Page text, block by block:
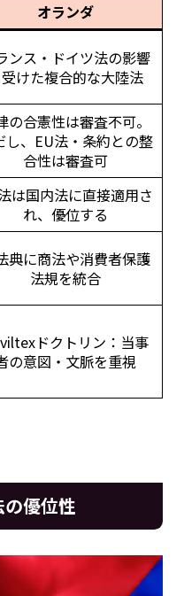
オランダ
ンス・ドイツ法の影響
けた複合的な大陸法
の合憲性は審査不可。
し、EU法・条約との整
合性は審査可
は国内法に直接適用さ
れ、優位する
典に商法や消費者保護
法規を統合
ドクトリン：当事
の意図・文脈を重視
優位性